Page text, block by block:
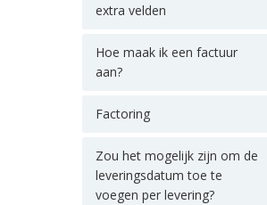
extra velden
Hoe maak ik een factuur
aan?
Factoring
Zou het mogelijk zijn om de
leveringsdatum toe te
voegen per levering?